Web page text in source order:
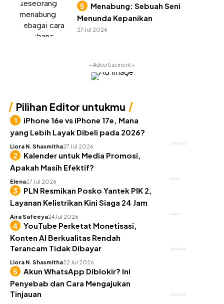
Menabung: Sebuah Seni
Menunda Kepanikan
27 Jul 2026
- Advertisement -
Pilihan Editor untukmu
TEKNOLOGI
iPhone 16e vs iPhone 17e, Mana
yang Lebih Layak Dibeli pada 2026?
Liora N. Shasmitha27 Jul 2026
BISNIS
Kalender untuk Media Promosi,
Apakah Masih Efektif?
Elena27 Jul 2026
BISNIS
PLN Resmikan Posko Yantek PIK 2,
Layanan Kelistrikan Kini Siaga 24 Jam
Aira Safeeya24 Jul 2026
TEKNOLOGI
YouTube Perketat Monetisasi,
Konten AI Berkualitas Rendah
Terancam Tidak Dibayar
Liora N. Shasmitha22 Jul 2026
TEKNOLOGI
Akun WhatsApp Diblokir? Ini
Penyebab dan Cara Mengajukan
Tinjauan